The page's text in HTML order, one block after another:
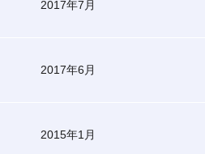
2017年7月
2017年6月
2015年1月